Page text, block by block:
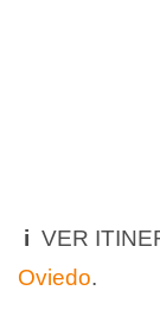
i VER
Oviedo.